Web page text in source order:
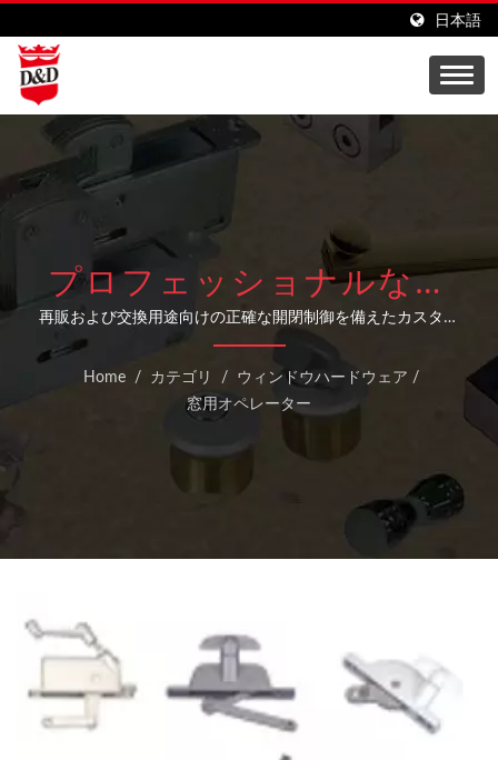
日本語
プロフェッショナルな窓
オペレーター製造
再販および交換用途向けの正確な開閉制御を備えたカスタム
OEM/ODMウィンドウオペレーター
Home / カテゴリ / ウィンドウハードウェア /
窓用オペレーター